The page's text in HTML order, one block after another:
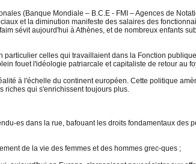
(Banque Mondiale – B.C.E - FMI – Agences de
et la diminution manifeste des salaires des
sévit aujourd'hui à Athènes, et de nombreux enfants
celles qui travaillaient dans la Fonction
fouet l'idéologie patriarcale et capitaliste de retour au
à l'échelle du continent européen. Cette politique
riches qui s'enrichissent toujours plus.
es dans la rue, bafouant les droits fondamentaux des
de la vie des femmes et des hommes grec-ques ;